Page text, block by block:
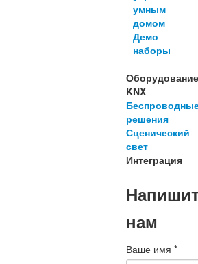
умным
домом
Демо
наборы
KNX
решения
Сценический
свет
Интеграция
нам
Ваше имя*